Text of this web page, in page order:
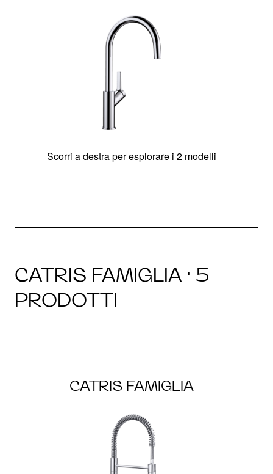
Scorri a destra per esplorare i 2 modelli
CATRIS FAMIGLIA · 5
PRODOTTI
CATRIS FAMIGLIA